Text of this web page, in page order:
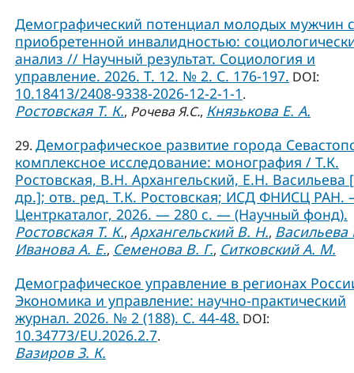
Демографический потенциал молодых мужчин с
приобретенной инвалидностью:
анализ // Научный результат. Социология и
управление. 2026. Т. 12. № 2. С. 176-197. DOI:
10.18413/2408-9338-2026-12-2-1-1.
Ростовская Т. К., Рочева Я.С., Князькова Е. А.
29. Демографическое развитие города
комплексное исследование: монография / Т.К.
Ростовская, В.Н. Архангельский, Е.Н. Васильева
др.]; отв. ред. Т.К. Ростовская; ИСД ФНИСЦ
Центркаталог, 2026. — 280 с. — (Научный фонд).
Ростовская Т. К., Архангельский В. Н., Васильева
Иванова А. Е., Семенова В. Г., Ситковский А. М.
Демографическое управление в регионах
Экономика и управление: научно-практический
журнал. 2026. № 2 (188). С. 44-48. DOI:
10.34773/EU.2026.2.7.
Вазиров З. К.